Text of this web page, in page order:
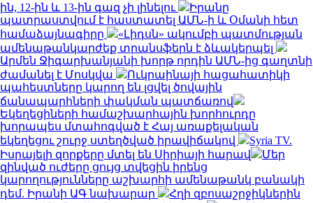
ին, 12-ին և 13-ին գազ չի լինելու
Իրանը
պատրաստվում է հաստատել ԱՄՆ-ի և Օմանի հետ
համաձայնագիրը
«Լիդսն» ակումբի պատմության
ամենաթանկարժեք տրանսֆերն է ձևակերպել
Արմեն Ջիգարխանյանի խորթ որդին ԱՄՆ-ից գաղտնի
ժամանել է Մոսկվա
Ուկրաինայի հացահատիկի
պահեստները կարող են լցվել ծովային
ճանապարհների փակման պատճառով
Եկեղեցիների համաշխարհային խորհուրդը
խորապես մտահոգված է Հայ առաքելական
եկեղեցու շուրջ ստեղծված իրավիճակով
Syria TV.
Իսրայելի զորքերը մտել են Սիրիայի հարավ
Մեր
զինված ուժերը ցույց տվեցին իրենց
կարողությունները աշխարհի ամենաթանկ բանակի
դեմ. Իրանի ԱԳ նախարար
Հղի զբոսաշրջիկներին